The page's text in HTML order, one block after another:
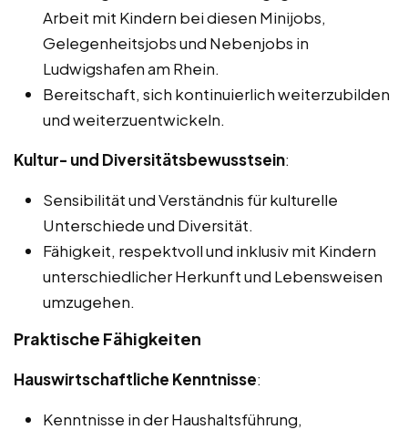
Arbeit mit Kindern bei diesen Minijobs,
Gelegenheitsjobs und Nebenjobs in
Ludwigshafen am Rhein.
Bereitschaft, sich kontinuierlich weiterzubilden
und weiterzuentwickeln.
Kultur- und Diversitätsbewusstsein:
Sensibilität und Verständnis für kulturelle
Unterschiede und Diversität.
Fähigkeit, respektvoll und inklusiv mit Kindern
unterschiedlicher Herkunft und Lebensweisen
umzugehen.
Praktische Fähigkeiten
Hauswirtschaftliche Kenntnisse:
Kenntnisse in der Haushaltsführung,